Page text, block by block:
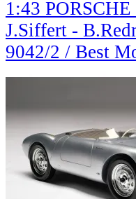
1:43
J.Siffert -
9042/2 / Best